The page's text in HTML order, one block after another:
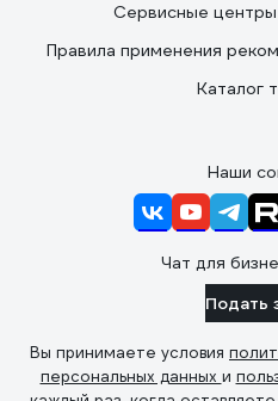
Сервисные
Правила применения
Каталог
Наши
Чат для
Подать
Вы принимаете условия
персональных данных и